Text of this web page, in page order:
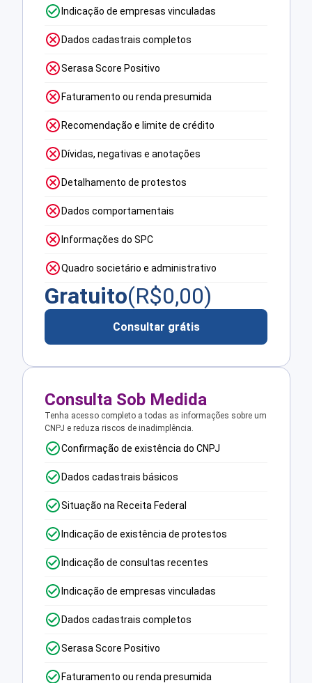
Indicação de empresas vinculadas
Dados cadastrais completos
Serasa Score Positivo
Faturamento ou renda presumida
Recomendação e limite de crédito
Dívidas, negativas e anotações
Detalhamento de protestos
Dados comportamentais
Informações do SPC
Quadro societário e administrativo
Gratuito(R$0,00)
Consultar grátis
Consulta Sob Medida
Tenha acesso completo a todas as informações sobre um
CNPJ e reduza riscos de inadimplência.
Confirmação de existência do CNPJ
Dados cadastrais básicos
Situação na Receita Federal
Indicação de existência de protestos
Indicação de consultas recentes
Indicação de empresas vinculadas
Dados cadastrais completos
Serasa Score Positivo
Faturamento ou renda presumida